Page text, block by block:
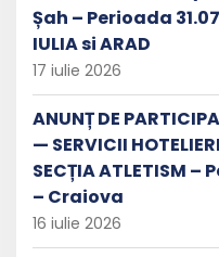
Șah – Perioada
IULIA si ARAD
17 iulie 2026
ANUNȚ DE
— SERVICII
SECȚIA ATLETISM
– Craiova
16 iulie 2026